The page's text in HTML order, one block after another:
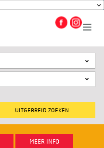
UITGEBREID ZOEKEN
MEER INFO